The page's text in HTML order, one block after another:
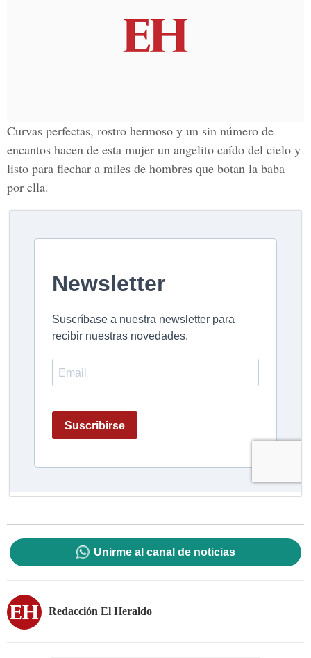
Curvas perfectas, rostro hermoso y un sin número de
encantos hacen de esta mujer un angelito caído del cielo y
listo para flechar a miles de hombres que botan la baba
por ella.
Unirme al canal de noticias
Redacción El Heraldo